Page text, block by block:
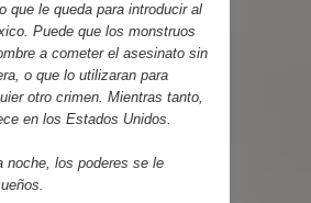
que le queda para introducir al
Puede que los monstruos
a cometer el asesinato sin
o que lo utilizaran para
otro crimen. Mientras tanto,
en los Estados Unidos.
noche, los poderes se le